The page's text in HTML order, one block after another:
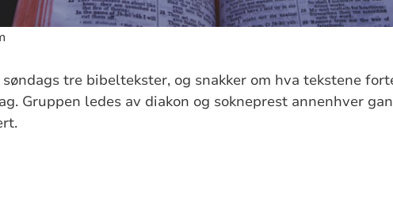
tre bibeltekster, og snakker om hva tekstene
Gruppen ledes av diakon og sokneprest annenhver